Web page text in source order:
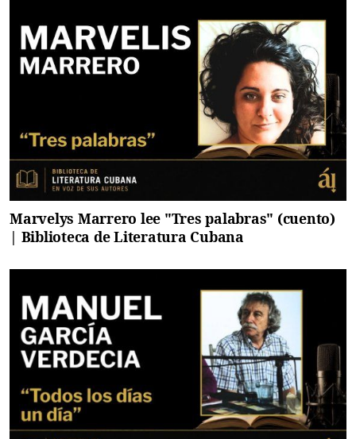
Marvelys Marrero lee "Tres palabras" (cuento)
| Biblioteca de Literatura Cubana